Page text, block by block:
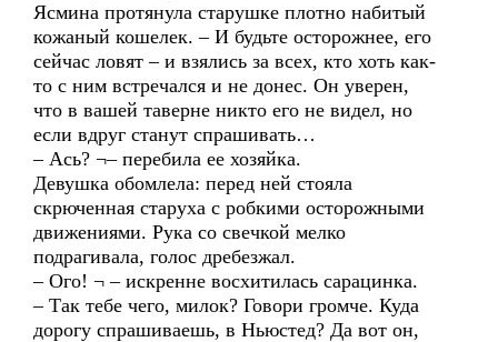
Ясмина протянула старушке плотно набитый
кожаный кошелек. – И будьте осторожнее, его
сейчас ловят – и взялись за всех, кто хоть как-
то с ним встречался и не донес. Он уверен,
что в вашей таверне никто его не видел, но
если вдруг станут спрашивать…
– Ась? ¬– перебила ее хозяйка.
Девушка обомлела: перед ней стояла
скрюченная старуха с робкими осторожными
движениями. Рука со свечкой мелко
подрагивала, голос дребезжал.
– Ого! ¬ – искренне восхитилась сарацинка.
– Так тебе чего, милок? Говори громче. Куда
дорогу спрашиваешь, в Ньюстед? Да вот он,